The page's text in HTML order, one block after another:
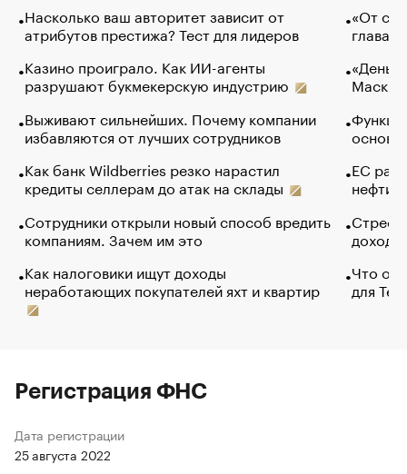
Насколько ваш авторитет зависит от
атрибутов престижа? Тест для лидеров
Казино проиграло. Как ИИ-агенты
разрушают букмекерскую индустрию
Выживают сильнейших. Почему компании
избавляются от лучших сотрудников
Как банк Wildberries резко нарастил
кредиты селлерам до атак на склады
Сотрудники открыли новый способ вредить
компаниям. Зачем им это
Как налоговики ищут доходы
неработающих покупателей яхт и квартир
«От
глава
Маск в
основ
ЕС
нефти
Что
для
Регистрация ФНС
Дата регистрации
25 августа 2022